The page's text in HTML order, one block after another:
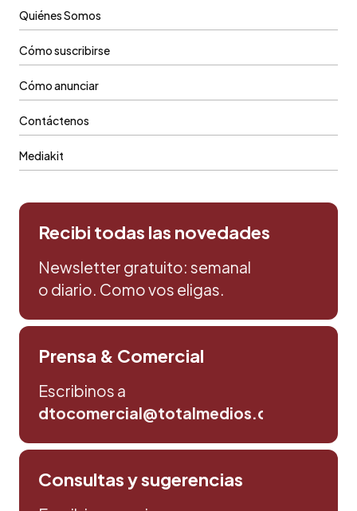
Quiénes Somos
Cómo suscribirse
Cómo anunciar
Contáctenos
Mediakit
Recibi todas las novedades
Newsletter gratuito: semanal
o diario. Como vos eligas.
Prensa & Comercial
Escribinos a
dtocomercial@totalmedios.com
Consultas y sugerencias